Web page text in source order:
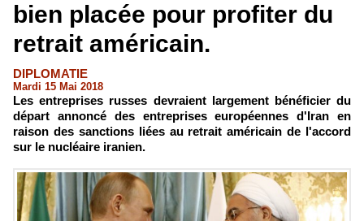
bien placée pour profiter du
retrait américain.
DIPLOMATIE
Mardi 15 Mai 2018
Les entreprises russes devraient largement bénéficier du
départ annoncé des entreprises européennes d'Iran en
raison des sanctions liées au retrait américain de l'accord
sur le nucléaire iranien.